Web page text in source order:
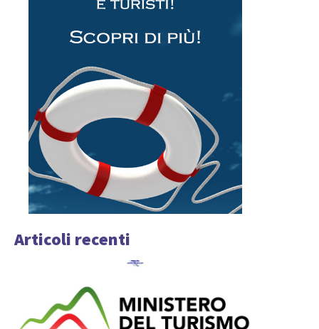
Articoli recenti